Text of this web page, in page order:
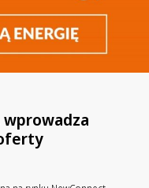
wprowadza